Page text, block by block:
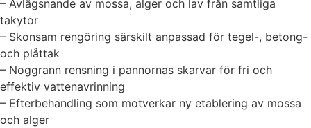
– Avlägsnande av mossa, alger och lav från samtliga
takytor
– Skonsam rengöring särskilt anpassad för tegel-, betong-
och plåttak
– Noggrann rensning i pannornas skarvar för fri och
effektiv vattenavrinning
– Efterbehandling som motverkar ny etablering av mossa
och alger